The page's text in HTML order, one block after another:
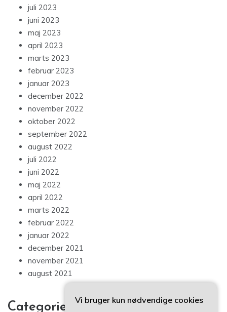
juli 2023
juni 2023
maj 2023
april 2023
marts 2023
februar 2023
januar 2023
december 2022
november 2022
oktober 2022
september 2022
august 2022
juli 2022
juni 2022
maj 2022
april 2022
marts 2022
februar 2022
januar 2022
december 2021
november 2021
august 2021
Categories
Vi bruger kun nødvendige cookies